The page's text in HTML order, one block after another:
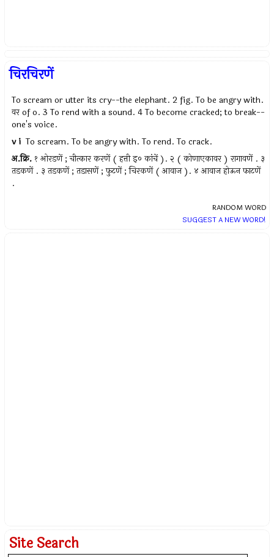
चिरचिरणें
To scream or utter its cry--the elephant. 2 fig. To be angry with.
वर of o. 3 To rend with a sound. 4 To become cracked; to break--
one's voice.
v i To scream. To be angry with. To rend. To crack.
अ.क्रि. १ ओरडणें ; चीत्कार करणें ( हत्ती इ० कांचें ). २ ( कोणाएकावर ) रागावणें . ३
तडकणें . ३ तडकणें ; तडासणें ; फुटणें ; चिरकणें ( आवाज ). ४ आवाज होऊन फाटणें
.
RANDOM WORD
SUGGEST A NEW WORD!
Site Search